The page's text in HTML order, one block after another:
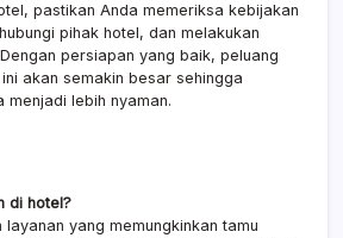
pastikan Anda memeriksa kebijakan
pihak hotel, dan melakukan
persiapan yang baik, peluang
akan semakin besar sehingga
lebih nyaman.
di hotel?
yang memungkinkan tamu